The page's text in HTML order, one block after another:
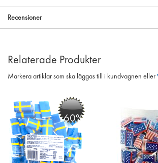
Recensioner
Relaterade Produkter
Markera artiklar som ska läggas till i kundvagnen eller
-60%